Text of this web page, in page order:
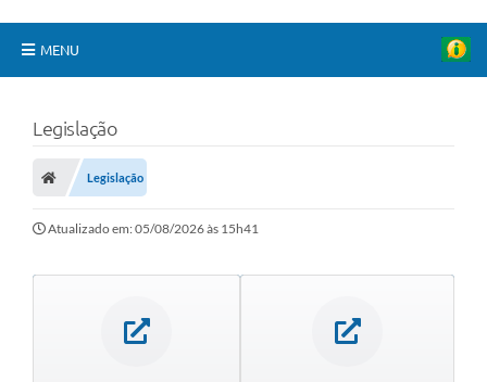
MENU
Secretarias
Transparência
Turismo
Legislação
Legislação
Atualizado em: 05/08/2026 às 15h41